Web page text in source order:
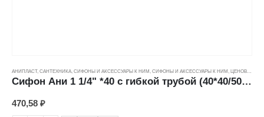
АНИПЛАСТ, САНТЕХНИКА СИФОНЫ И АКСЕССУАРЫ К НИМ СИФОНЫ И АКСЕССУАРЫ К НИМ ЦЕНОВЫЕ ГРУППЫ
Сифон Ани 1 1/4" *40 с гибкой трубой (40*40/50мм) С2015
470,58 ₽